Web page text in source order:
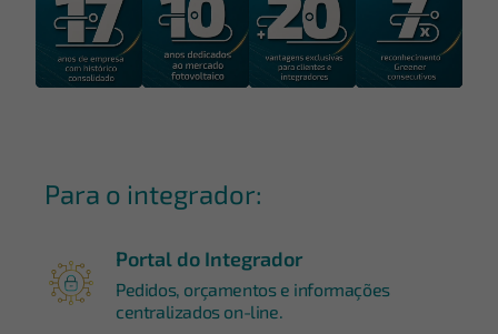
Para o integrador:
Portal do Integrador
Pedidos, orçamentos e informações
centralizados on-line.